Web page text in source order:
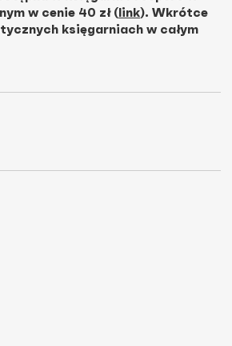
w cenie 40 zł ( link). Wkrótce
księgarniach w całym